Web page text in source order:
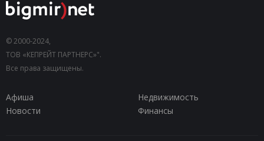
© 2000-2024,
ТОВ «КЕПРЕЙТ ПАРТНЕРС»".
Все права защищены.
Афиша
Недвижимость
Новости
Финансы